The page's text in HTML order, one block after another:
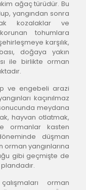
ağaç türüdür. Bu
yangından sonra
kozalaklar ve
tohumlara
karşılık,
doğaya yakın
ile birlikte orman
ve engebeli arazi
kaçınılmaz
meydana
hayvan otlatmak,
ormanlar kasten
düşman
orman yangınlarına
gibi geçmişte de
orman